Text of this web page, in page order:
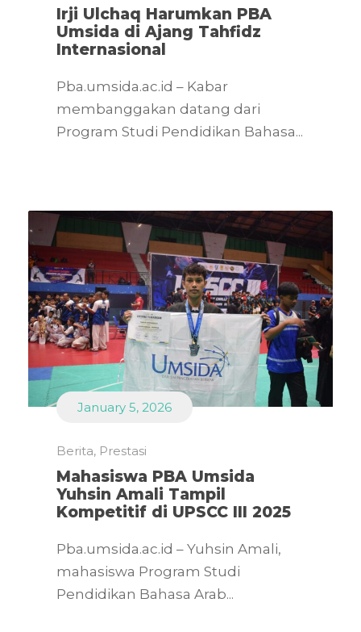
Irji Ulchaq Harumkan PBA
Umsida di Ajang Tahfidz
Internasional
Pba.umsida.ac.id – Kabar
membanggakan datang dari
Program Studi Pendidikan Bahasa...
January 5, 2026
Berita, Prestasi
Mahasiswa PBA Umsida
Yuhsin Amali Tampil
Kompetitif di UPSCC III 2025
Pba.umsida.ac.id – Yuhsin Amali,
mahasiswa Program Studi
Pendidikan Bahasa Arab...